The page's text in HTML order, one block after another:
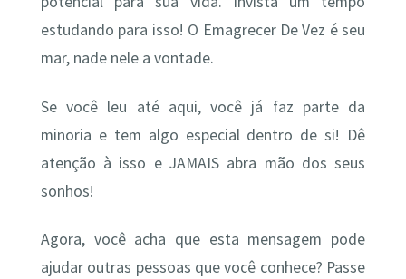
estudando para isso! O Emagrecer De Vez é seu
mar, nade nele a vontade.
Se você leu até aqui, você já faz parte da
minoria e tem algo especial dentro de si! Dê
atenção à isso e JAMAIS abra mão dos seus
sonhos!
Agora, você acha que esta mensagem pode
ajudar outras pessoas que você conhece? Passe